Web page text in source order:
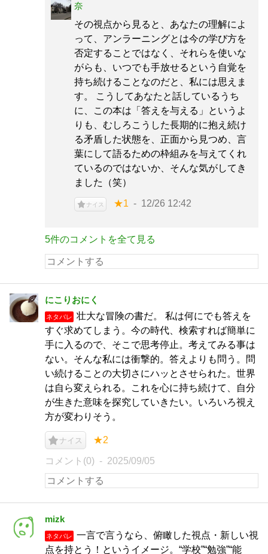
奈
その視点から見ると、あなたの理解によ
って、アンラーニングとは今の学び方を
否定することではなく、それらを使いな
がらも、いつでも手放せるという自覚を
持ち続けることなのだと、私には思えま
す。 こうしてあなたと話しているうち
に、この本は「答えを与える」というよ
りも、むしろこうした長期的に抱え続け
る矛盾した状態を、正面から見つめ、言
葉にして語るための枠組みを与えてくれ
ているのではないか、そんな気がしてき
ました（笑）
ナイス ★1 12/26 12:42
5件のコメントを全て見る
にこりおにく
ネタバレ
壮大な冒険の書だ。 私は何にでも答えを
すぐ求めてしまう。今の時代、検索すれば簡単に
手に入るので、そこで思考停止。考えてみる事は
ない。そんな私には衝撃的。答えよりも問う。問
い続けることの大切さにハッとさせられた。世界
は自ら変えられる。これを心に持ち続けて、自分
が生きた意味を探究していきたい。いろいろ視え
方が変わりそう。
ナイス ★2
コメント(0) 2025/09/05
mizk
ネタバレ
一言で言うなら、俯瞰した視点・新しい視
点を持とう！というイメージ。“学校”“勉強”“能